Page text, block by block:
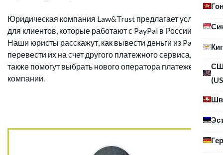
Юридическая компания Law&Trust предлагает услуги
для клиентов, которые работают с PayPal в России.
Наши юристы расскажут, как вывести деньги из PayPal и
перевести их на счет другого платежного сервиса, а
также помогут выбрать нового оператора платежей для
компании.